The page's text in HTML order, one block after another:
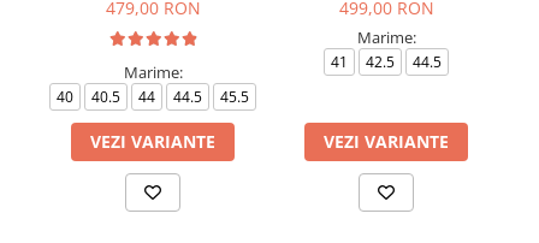
479,00 RON
Marime:
40 40.5 44 44.5 45.5
VEZI VARIANTE
499,00 RON
Marime:
41 42.5 44.5
VEZI VARIANTE